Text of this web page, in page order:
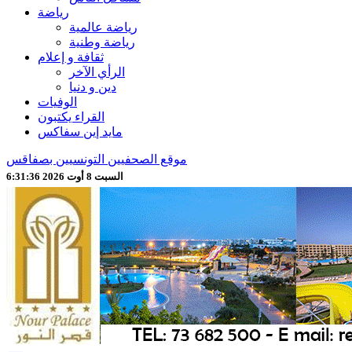
رياضة
رياضة عالمية
رياضة وطنية
ثقافة و إعلام
الرأي الآخر
دين و دنيا
الوفيات
القراء يكتبون
مايد إين سفاكس
موقع الصحفيين التونسيين بصفاقس
السبت 8 أوت 2026 6:31:39